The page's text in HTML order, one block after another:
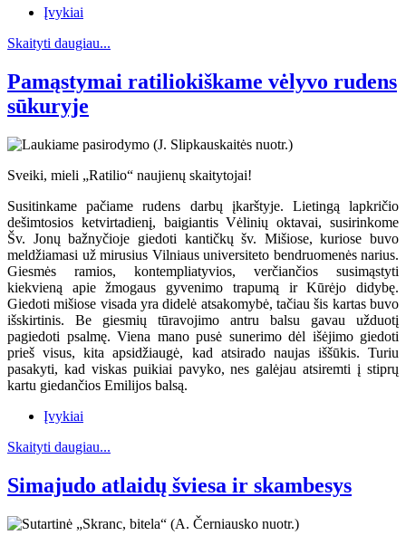
Įvykiai
Skaityti daugiau...
Pamąstymai ratiliokiškame vėlyvo rudens
sūkuryje
Sveiki, mieli „Ratilio“ naujienų skaitytojai!
Susitinkame pačiame rudens darbų įkarštyje. Lietingą lapkričio
dešimtosios ketvirtadienį, baigiantis Vėlinių oktavai, susirinkome
Šv. Jonų bažnyčioje giedoti kantičkų šv. Mišiose, kuriose buvo
meldžiamasi už mirusius Vilniaus universiteto bendruomenės narius.
Giesmės ramios, kontempliatyvios, verčiančios susimąstyti
kiekvieną apie žmogaus gyvenimo trapumą ir Kūrėjo didybę.
Giedoti mišiose visada yra didelė atsakomybė, tačiau šis kartas buvo
išskirtinis. Be giesmių tūravojimo antru balsu gavau užduotį
pagiedoti psalmę. Viena mano pusė sunerimo dėl išėjimo giedoti
prieš visus, kita apsidžiaugė, kad atsirado naujas iššūkis. Turiu
pasakyti, kad viskas puikiai pavyko, nes galėjau atsiremti į stiprų
kartu giedančios Emilijos balsą.
Įvykiai
Skaityti daugiau...
Simajudo atlaidų šviesa ir skambesys